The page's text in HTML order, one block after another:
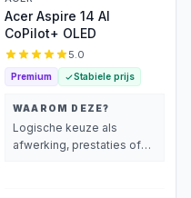
Acer Aspire 14 AI
CoPilot+ OLED
5.0
Premium Stabiele prijs
WAAROM DEZE?
Logische keuze als
afwerking, prestaties of